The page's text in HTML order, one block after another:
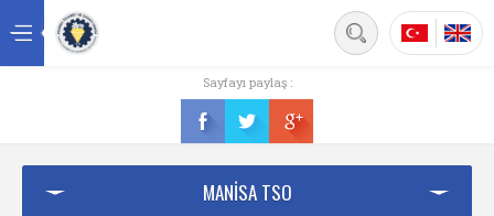
Üyelik
Sayfayı paylaş :
MANİSA TSO